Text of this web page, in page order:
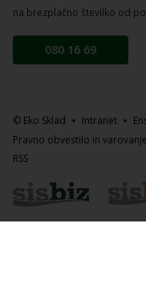
na brezplačno številko od
080 16 69
© Eko Sklad Intranet
Pravno obvestilo in
RSS